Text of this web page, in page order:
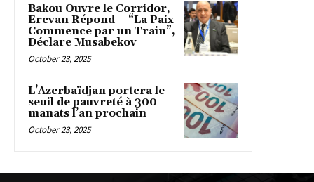
Bakou Ouvre le Corridor,
Erevan Répond – “La Paix
Commence par un Train”,
Déclare Musabekov
October 23, 2025
L’Azerbaïdjan portera le
seuil de pauvreté à 300
manats l’an prochain
October 23, 2025